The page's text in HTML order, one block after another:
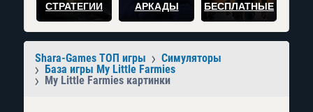
СТРАТЕГИИ АРКАДЫ БЕСПЛАТНЫЕ
Shara-Games ТОП игры
Симуляторы
База игры My Little Farmies
My Little Farmies картинки